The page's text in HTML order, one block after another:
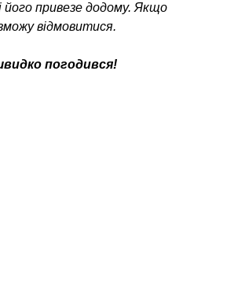
його привезе додому. Якщо
відмовитися.
погодився!